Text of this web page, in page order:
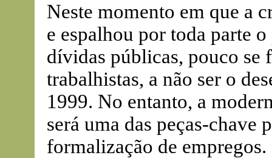
Neste momento em que a
e espalhou por toda parte
dívidas públicas, pouco se
trabalhistas, a não ser o
1999. No entanto, a
será uma das peças-chave
formalização de empregos.